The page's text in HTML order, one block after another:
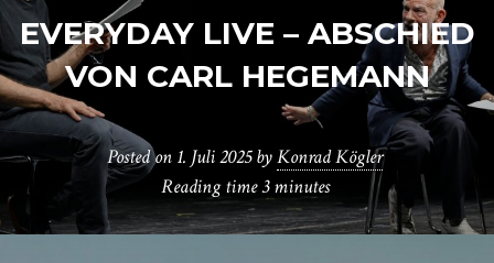
EVERYDAY LIVE – ABSCHIED
VON CARL HEGEMANN
Posted on 1. Juli 2025 byKonrad Kögler
Reading time3 minutes